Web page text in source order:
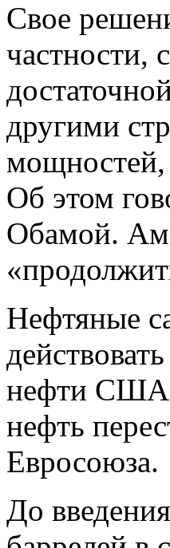
Свое
частности,
другими
мощностей,
Об этом
Обамой.
Нефтяные
нефти США
нефть
Евросоюза.
До